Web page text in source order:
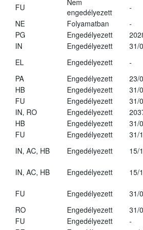
FU
Nem
engedélyezett
-
NE Folyamatban
-
PG Engedélyezett
IN Engedélyezett
31/
EL Engedélyezett
-
PA Engedélyezett
23/
HB Engedélyezett
31/
FU Engedélyezett
31/
IN, RO Engedélyezett
HB Engedélyezett
31/
FU Engedélyezett
31/
IN, AC, HB Engedélyezett
15/
IN, AC, HB Engedélyezett
15/
FU Engedélyezett
31/
RO Engedélyezett
31/
FU Engedélyezett
-